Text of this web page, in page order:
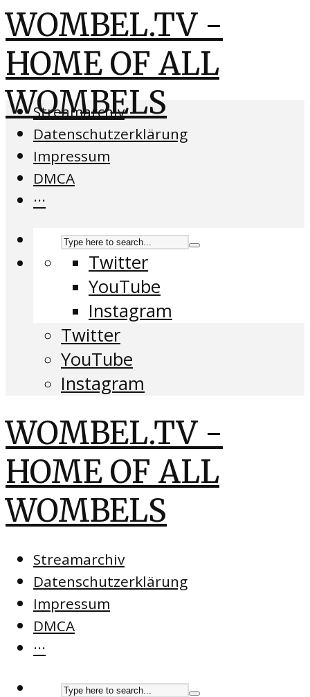
WOMBEL.TV -
HOME OF ALL
WOMBELS
Streamarchiv
Datenschutzerklärung
Impressum
DMCA
···
Twitter
YouTube
Instagram
Twitter
YouTube
Instagram
WOMBEL.TV -
HOME OF ALL
WOMBELS
Streamarchiv
Datenschutzerklärung
Impressum
DMCA
···